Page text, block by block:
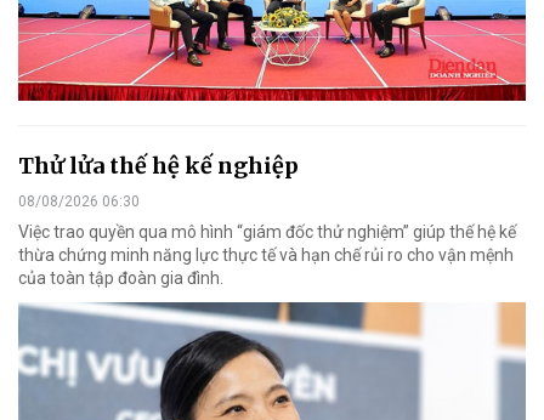
Thử lửa thế hệ kế nghiệp
08/08/2026 06:30
Việc trao quyền qua mô hình “giám đốc thử nghiệm” giúp thế hệ kế
thừa chứng minh năng lực thực tế và hạn chế rủi ro cho vận mệnh
của toàn tập đoàn gia đình.